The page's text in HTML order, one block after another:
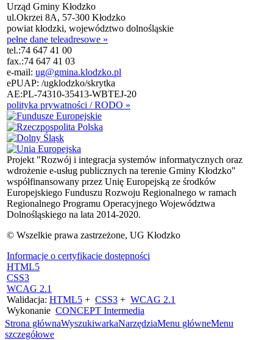
Urząd Gminy Kłodzko
ul.Okrzei 8A, 57-300 Kłodzko
powiat kłodzki, województwo dolnośląskie
pełne dane teleadresowe »
tel.:74 647 41 00
fax.:74 647 41 03
e-mail: ug@gmina.klodzko.pl
ePUAP: /ugklodzko/skrytka
AE:PL-74310-35413-WBTEJ-20
polityka prywatności / RODO »
Projekt "Rozwój i integracja systemów informatycznych oraz
wdrożenie e-usług publicznych na terenie Gminy Kłodzko"
współfinansowany przez Unię Europejską ze środków
Europejskiego Funduszu Rozwoju Regionalnego w ramach
Regionalnego Programu Operacyjnego Województwa
Dolnośląskiego na lata 2014-2020.
© Wszelkie prawa zastrzeżone, UG Kłodzko
Informacje o certyfikacie dostępności
HTML5
CSS3
WCAG 2.1
Walidacja: HTML5 + CSS3 + WCAG 2.1
Wykonanie CONCEPT Intermedia
Strona głównaWyszukiwarkaNarzędziaMenu główneMenu
szczegółowe